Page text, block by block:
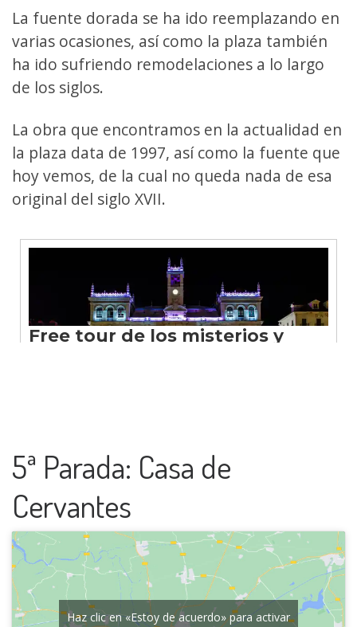
La fuente dorada se ha ido reemplazando en
varias ocasiones, así como la plaza también
ha ido sufriendo remodelaciones a lo largo
de los siglos.
La obra que encontramos en la actualidad en
la plaza data de 1997, así como la fuente que
hoy vemos, de la cual no queda nada de esa
original del siglo XVII.
5ª Parada: Casa de
Cervantes
Haz clic en «Estoy de acuerdo» para activar